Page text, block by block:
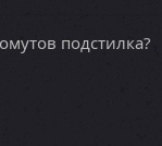
подстилка?